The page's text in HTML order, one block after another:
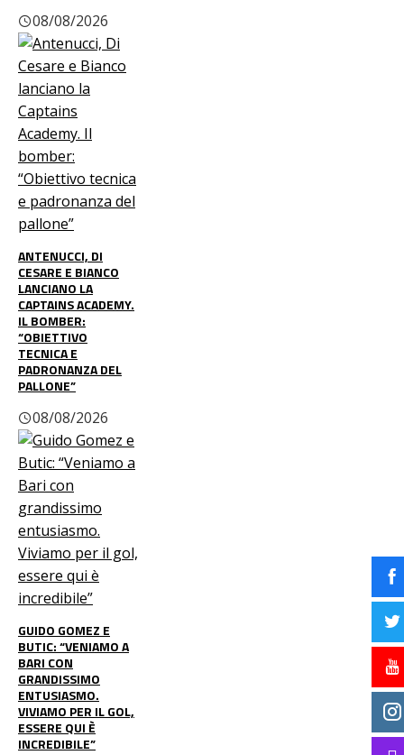
08/08/2026
ANTENUCCI, DI
CESARE E BIANCO
LANCIANO LA
CAPTAINS ACADEMY.
IL BOMBER:
“OBIETTIVO
TECNICA E
PADRONANZA DEL
PALLONE”
08/08/2026
GUIDO GOMEZ E
BUTIC: “VENIAMO A
BARI CON
GRANDISSIMO
ENTUSIASMO.
VIVIAMO PER IL GOL,
ESSERE QUI È
INCREDIBILE”